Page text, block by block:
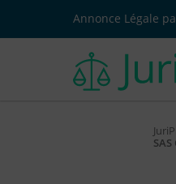
Annonce Légale